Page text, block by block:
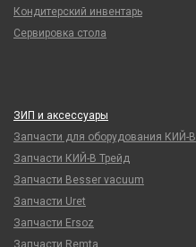
Кондитерский инвентарь
Сервировка стола
ЗИП и аксессуары
Запчасти для оборудования КИЙ-В
Запчасти КИЙ-В Трейд
Запчасти Besser vacuum
Запчасти Uret
Запчасти Ersoz
Запчасти Remta